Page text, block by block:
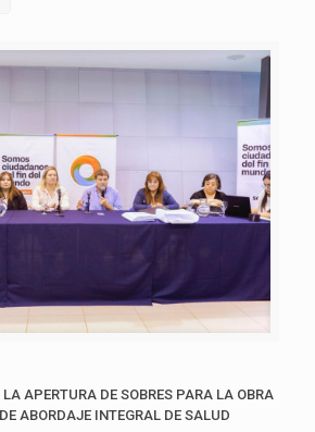
APERTURA DE SOBRES PARA LA OBRA
ABORDAJE INTEGRAL DE SALUD